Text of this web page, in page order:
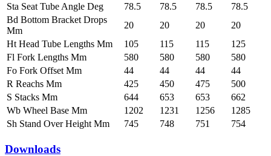
Sta Seat Tube Angle Deg
78.5 78.5 78.5
78.5
Bd Bottom Bracket Drops
Mm
20 20 20
20
Ht Head Tube Lengths Mm
105 115 115
125
Fl Fork Lengths Mm
580 580 580
580
Fo Fork Offset Mm
44 44 44
44
R Reachs Mm
425 450 475
500
S Stacks Mm
644 653 653
662
Wb Wheel Base Mm
1202 1231 1256
1285
Sh Stand Over Height Mm
745 748 751 754
Downloads